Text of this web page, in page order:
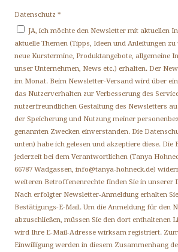
Datenschutz *
JA, ich möchte den Newsletter mit aktuellen
aktuelle Themen (Tipps, Ideen und Anleitungen zu
neue Kurstermine, Produktangebote, allgemeine
unser Unternehmen, News etc.) erhalten. Der
im Monat. Beim Newsletter-Versand wird über
das Nutzerverhalten zur Verbesserung des
nutzerfreundlichen Gestaltung des Newsletters
der Speicherung und Nutzung meiner
genannten Zwecken einverstanden. Die
unten) habe ich gelesen und akzeptiere diese. Die
jederzeit bei dem Verantwortlichen (Tanya
66787 Wadgassen, info@tanya-hohneck.de)
weiteren Betroffenenrechte finden Sie in unserer
Nach erfolgter Newsletter-Anmeldung erhalten
Bestätigungs-E-Mail. Um die Anmeldung für den
abzuschließen, müssen Sie den dort enthaltenen
wird Ihre E-Mail-Adresse wirksam registriert.
Einwilligung werden in diesem Zusammenhang